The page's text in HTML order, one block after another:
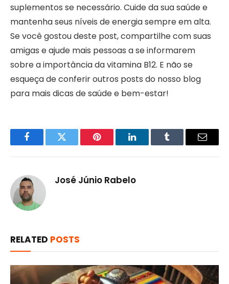
suplementos se necessário. Cuide da sua saúde e
mantenha seus níveis de energia sempre em alta.
Se você gostou deste post, compartilhe com suas
amigas e ajude mais pessoas a se informarem
sobre a importância da vitamina B12. E não se
esqueça de conferir outros posts do nosso blog
para mais dicas de saúde e bem-estar!
FacebookTwitter Pinterest LinkedInTumblr Email
José Júnio Rabelo
RELATED POSTS